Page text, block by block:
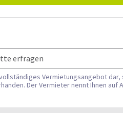
erfragen
Vermietungsangebot
Der Vermieter nennt Ihnen auf